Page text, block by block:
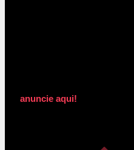
anuncie aqui!